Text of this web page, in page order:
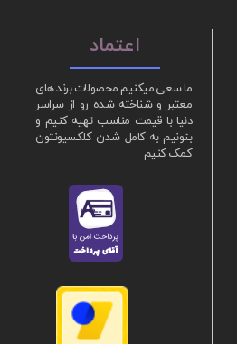
ما سعی میکنیم محصولات برند های
معتبر و شناخته شده رو از سراسر
دنیا با قیمت مناسب تهیه کنیم و
بتونیم به کامل شدن کلکسیونتون
کمک کنیم
اعتماد